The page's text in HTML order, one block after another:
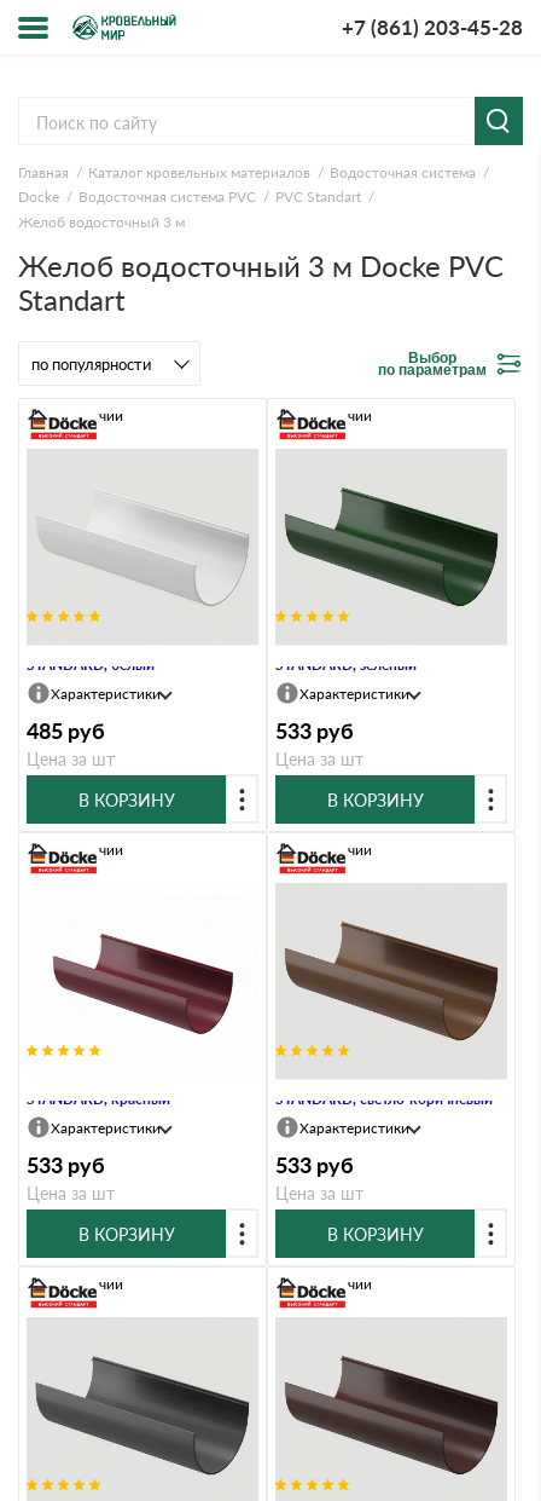
+7 (861) 203-45-28
компании
и оплата
Главная Каталог кровельных материалов
Водосточная система
Docke
Водосточная система PVC
PVC Standart
Желоб водосточный 3 м
Желоб водосточный 3 м Docke PVC
Standart
Выбор
по параметрам
Желоб водосточный 3 м
STANDARD, белый
В наличии
Характеристики
485 руб
Цена за шт
В КОРЗИНУ
Желоб водосточный 3 м
STANDARD, зелёный
В наличии
Характеристики
533 руб
Цена за шт
В КОРЗИНУ
STANDARD, красный
В наличии
Характеристики
533 руб
Цена за шт
В КОРЗИНУ
Желоб водосточный 3 м
STANDARD, светло-коричневый
В наличии
Характеристики
533 руб
Цена за шт
В КОРЗИНУ
В наличии В наличии